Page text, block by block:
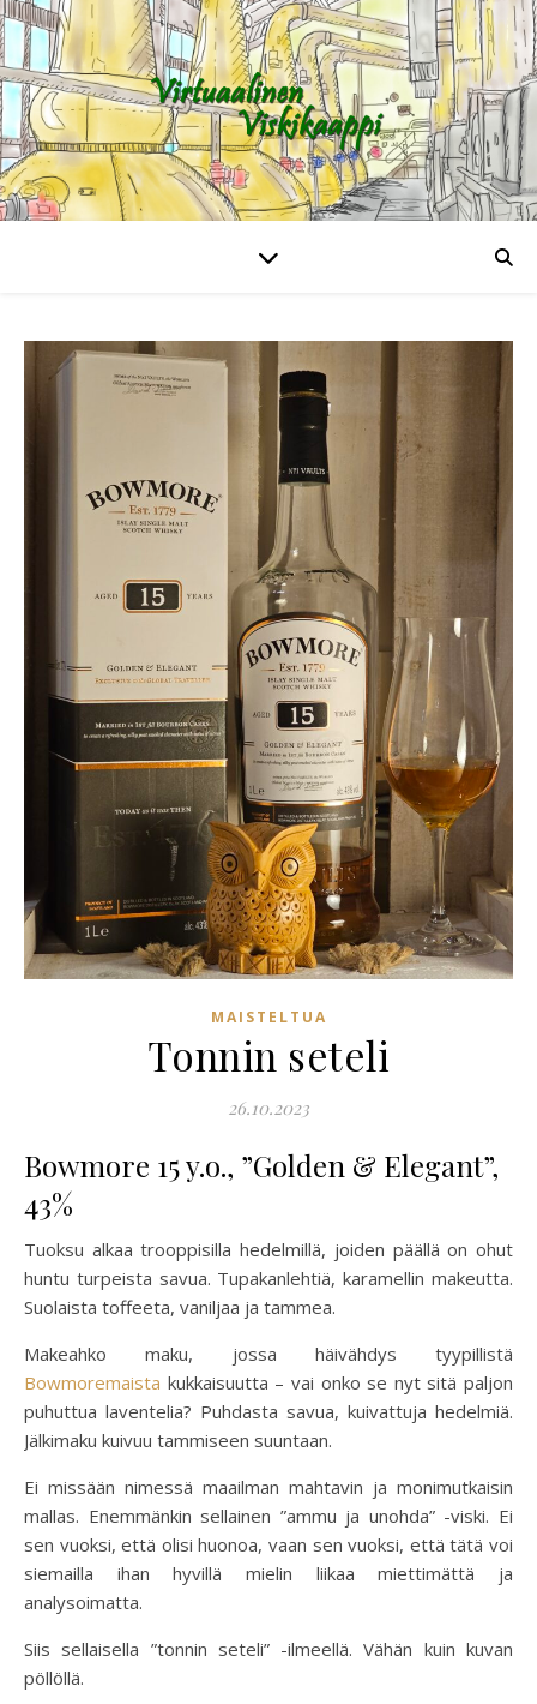
MAISTELTUA
Tonnin seteli
26.10.2023
Bowmore 15 y.o., ”Golden & Elegant”,
43%
Tuoksu alkaa trooppisilla hedelmillä, joiden päällä on ohut
huntu turpeista savua. Tupakanlehtiä, karamellin makeutta.
Suolaista toffeeta, vaniljaa ja tammea.
Makeahko maku, jossa häivähdys tyypillistä
Bowmoremaista kukkaisuutta – vai onko se nyt sitä paljon
puhuttua laventelia? Puhdasta savua, kuivattuja hedelmiä.
Jälkimaku kuivuu tammiseen suuntaan.
Ei missään nimessä maailman mahtavin ja monimutkaisin
mallas. Enemmänkin sellainen ”ammu ja unohda” -viski. Ei
sen vuoksi, että olisi huonoa, vaan sen vuoksi, että tätä voi
siemailla ihan hyvillä mielin liikaa miettimättä ja
analysoimatta.
Siis sellaisella ”tonnin seteli” -ilmeellä. Vähän kuin kuvan
pöllöllä.